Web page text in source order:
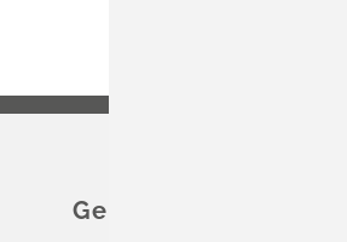
Gemeinde Schliengen